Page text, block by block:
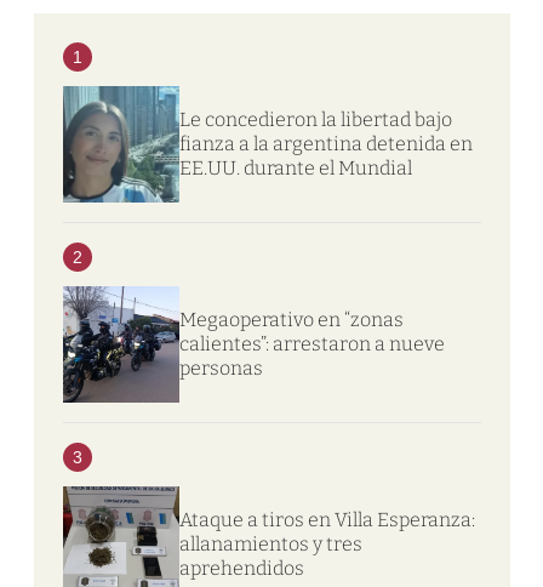
1
Le concedieron la libertad bajo
fianza a la argentina detenida en
EE.UU. durante el Mundial
2
Megaoperativo en “zonas
calientes”: arrestaron a nueve
personas
3
Ataque a tiros en Villa Esperanza:
allanamientos y tres
aprehendidos